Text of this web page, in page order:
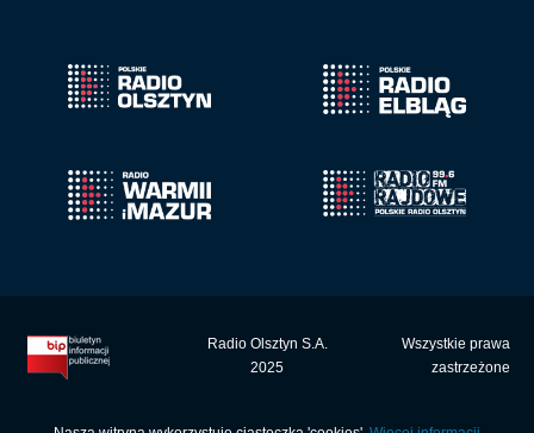
Radio Olsztyn S.A.
2025
Wszystkie prawa
zastrzeżone